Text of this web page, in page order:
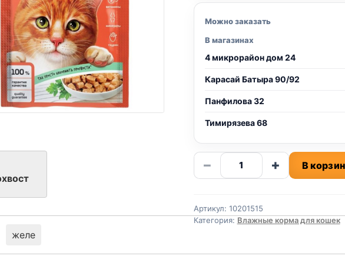
Можно заказать
В магазинах
4 микрорайон дом 24
Карасай Батыра 90/92
Панфилова 32
Тимирязева 68
−
Количество
товара
(КРОЛИК)
+ В
Артикул: 10201515
Категория: Влажные корма для кошек
желе